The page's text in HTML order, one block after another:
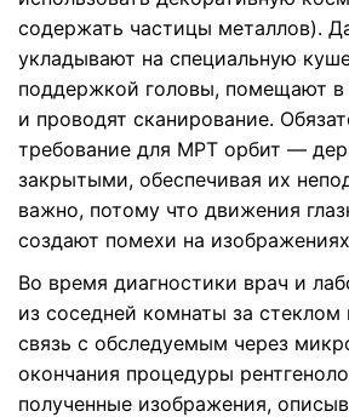
содержать частицы металлов).
укладывают на специальную
поддержкой головы, помещают в
и проводят сканирование.
требование для МРТ орбит —
закрытыми, обеспечивая их
важно, потому что движения
создают помехи на
Во время диагностики врач и
из соседней комнаты за
связь с обследуемым через
окончания процедуры
полученные изображения,